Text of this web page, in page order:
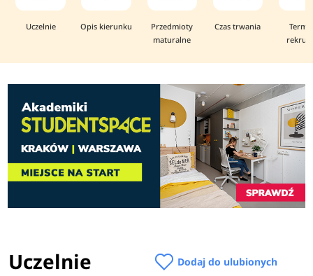
Uczelnie Opis kierunku
Przedmioty
maturalne
Czas trwania
Uczelnie Dodaj do ulubionych